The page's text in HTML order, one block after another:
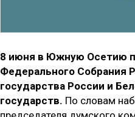
8 июня в Южную Осетию
Федерального Собрания
государства России и
государств. По словам